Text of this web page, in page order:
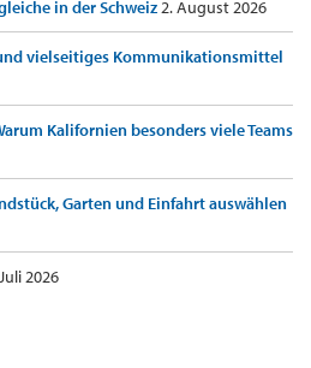
in der Schweiz2. August 2026
vielseitiges Kommunikationsmittel
Kalifornien besonders viele Teams
Garten und Einfahrt auswählen
2026